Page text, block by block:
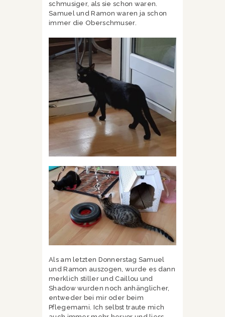
schmusiger, als sie schon waren.
Samuel und Ramon waren ja schon
immer die Oberschmuser.
Als am letzten Donnerstag Samuel
und Ramon auszogen, wurde es dann
merklich stiller und Caillou und
Shadow wurden noch anhänglicher,
entweder bei mir oder beim
Pflegemami. Ich selbst traute mich